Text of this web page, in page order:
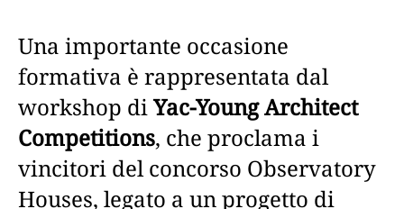
Una importante occasione
formativa è rappresentata dal
workshop diYac-Young Architect
Competitions, che proclama i
vincitori del concorso Observatory
Houses, legato a un progetto di